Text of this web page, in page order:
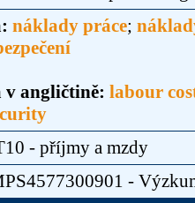
náklady práce;
v angličtině: labour
- příjmy a mzdy
-